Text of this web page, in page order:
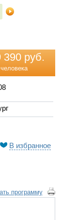
390 руб.
В избранное
программу